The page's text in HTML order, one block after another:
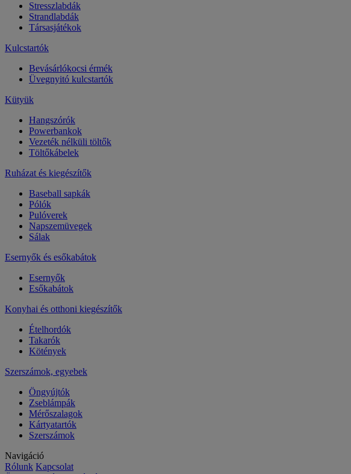
Stresszlabdák
Strandlabdák
Társasjátékok
Kulcstartók
Bevásárlókocsi érmék
Üvegnyitó kulcstartók
Kütyük
Hangszórók
Powerbankok
Vezeték nélküli töltők
Töltőkábelek
Ruházat és kiegészítők
Baseball sapkák
Pólók
Pulóverek
Napszemüvegek
Sálak
Esernyők és esőkabátok
Esernyők
Esőkabátok
Konyhai és otthoni kiegészítők
Ételhordók
Takarók
Kötények
Szerszámok, egyebek
Öngyújtók
Zseblámpák
Mérőszalagok
Kártyatartók
Szerszámok
Navigáció
Rólunk Kapcsolat